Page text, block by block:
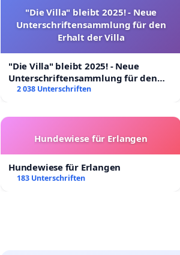
"Die Villa" bleibt 2025! - Neue
Unterschriftensammlung für den
Erhalt der Villa
"Die Villa" bleibt 2025! - Neue
Unterschriftensammlung für den
Erhalt der Villa
2 038 Unterschriften
Hundewiese für Erlangen
Hundewiese für Erlangen
183 Unterschriften